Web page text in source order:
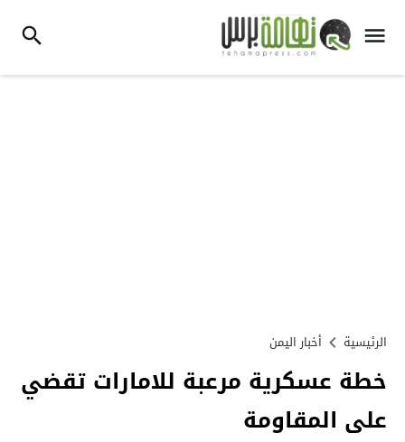
الرئيسية أخبار اليمن
خطة عسكرية مرعبة للامارات تقضي
على المقاومة